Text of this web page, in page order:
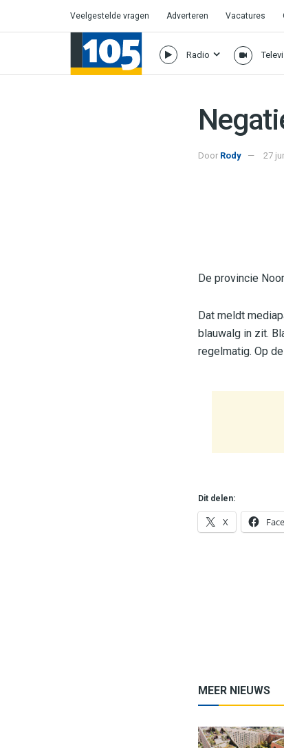
Veelgestelde vragen Adverteren Vacatures
Radio
Door Rody 27
De provincie
Dat meldt
blauwalg in zit.
regelmatig. Op
Dit delen:
X
MEER NIEUWS